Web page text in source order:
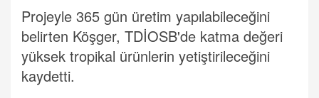
Projeyle 365 gün üretim yapılabileceğini
belirten Köşger, TDİOSB'de katma değeri
yüksek tropikal ürünlerin yetiştirileceğini
kaydetti.